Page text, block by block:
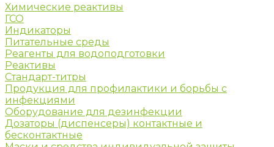
Химические реактивы
ГСО
Индикаторы
Питательные среды
Реагенты для водоподготовки
Реактивы
Стандарт-титры
Продукция для профилактики и борьбы с
инфекциями
Оборудование для дезинфекции
Дозаторы (диспенсеры) контактные и
бесконтактные